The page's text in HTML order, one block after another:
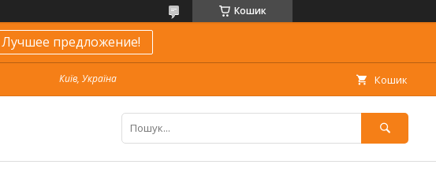
Кошик
Лучшее предложение!
Київ, Україна Кошик